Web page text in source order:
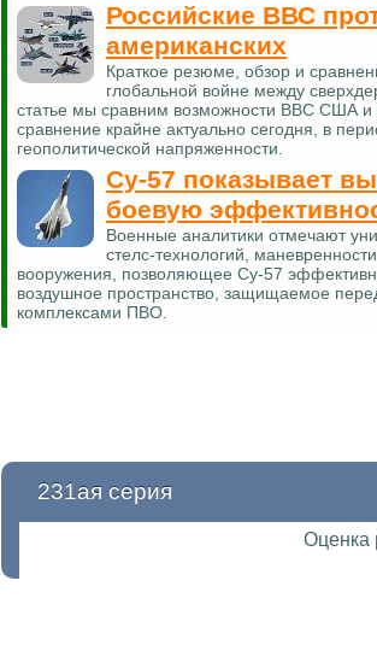
Российские ВВС
американских
Краткое резюме, обзор и
глобальной войне между
статье мы сравним возможности ВВС США
сравнение крайне актуально сегодня, в
геополитической напряженности.
Су-57 показывает
боевую
Военные аналитики отмечают
стелс-технологий,
вооружения, позволяющее Су-57
воздушное пространство, защищаемое
комплексами ПВО.
231ая серия
Оценка